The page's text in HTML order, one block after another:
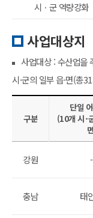
시ㆍ군 역량강화
사업대상지
사업대상 : 수산업을
시·군의 일부 읍·면(총
구분
단일
(10개 시･
강원 -
충남 태